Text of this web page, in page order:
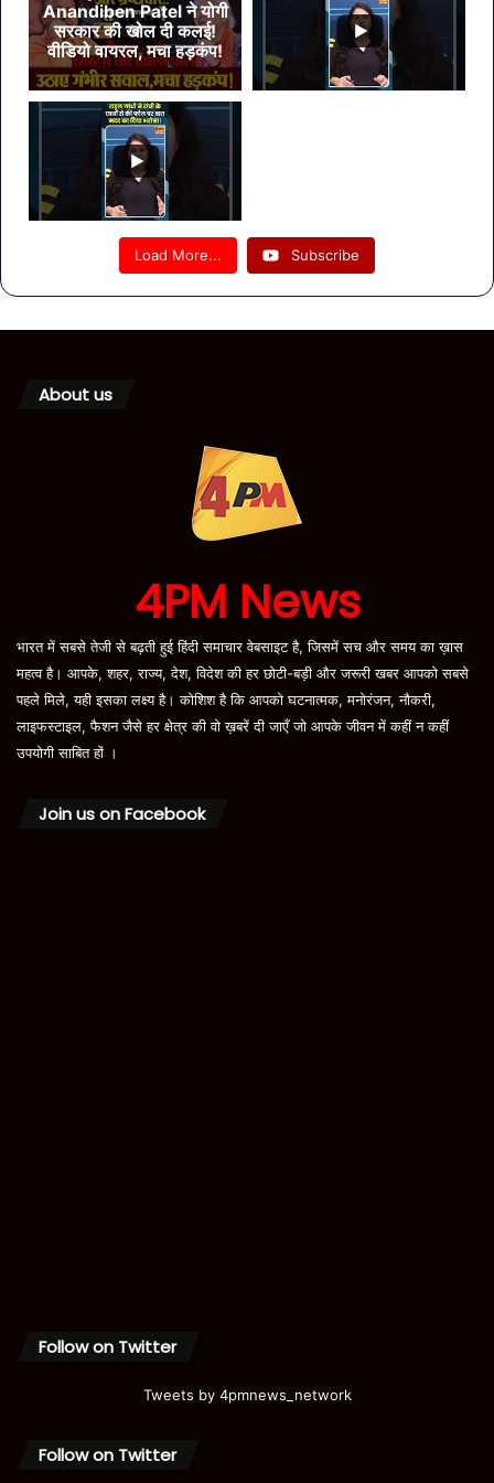
Anandiben Patel ने योगी
सरकार की खोल दी कलई!
वीडियो वायरल, मचा हड़कंप!
Load More... Subscribe
About us
4PM News
भारत में सबसे तेजी से बढ़ती हुई हिंदी समाचार वेबसाइट है, जिसमें सच और समय का ख़ास
महत्व है। आपके, शहर, राज्य, देश, विदेश की हर छोटी-बड़ी और जरूरी खबर आपको सबसे
पहले मिले, यही इसका लक्ष्य है। कोशिश है कि आपको घटनात्मक, मनोरंजन, नौकरी,
लाइफस्टाइल, फैशन जैसे हर क्षेत्र की वो ख़बरें दी जाएँ जो आपके जीवन में कहीं न कहीं
उपयोगी साबित हों ।
Join us on Facebook
Follow on Twitter
Tweets by 4pmnews_network
Follow on Twitter